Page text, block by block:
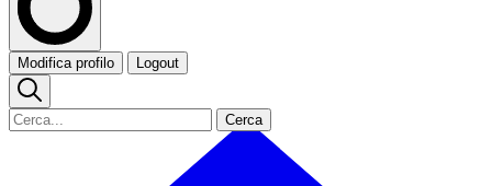
Modifica profilo Logout
Cerca